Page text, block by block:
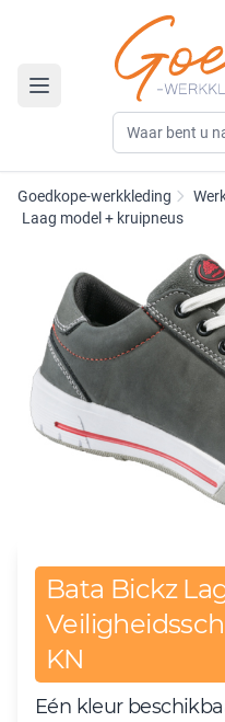
Toggle navigation
Goedkope-werkkleding
Laag model + kruipneus
Bata Bickz
KN
Eén kleur